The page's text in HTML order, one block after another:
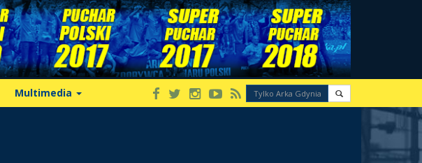
Multimedia